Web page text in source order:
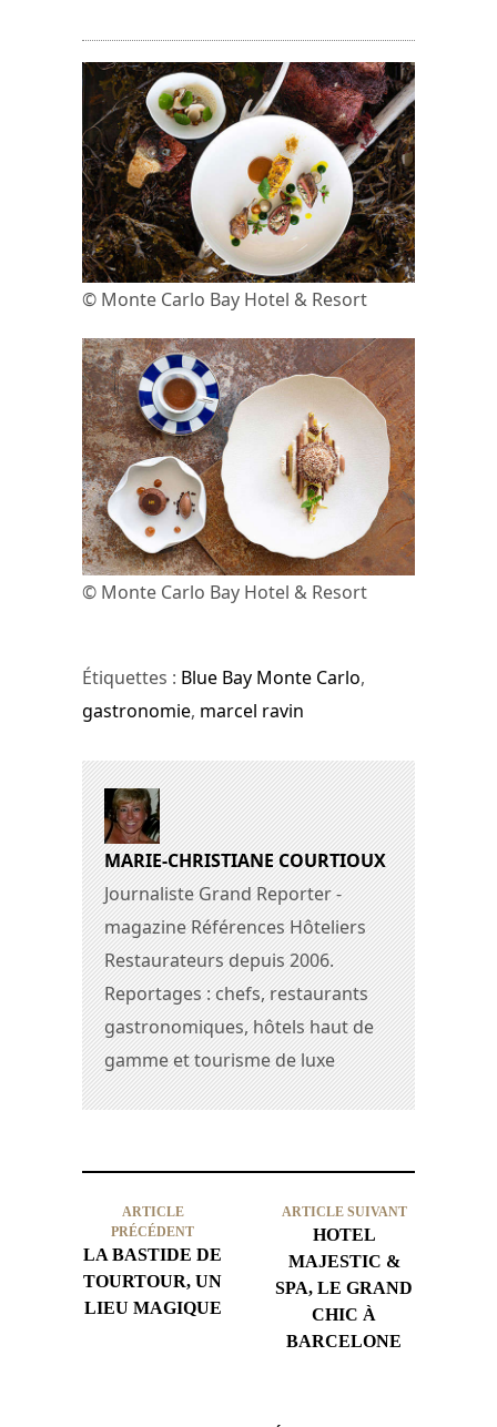
© Monte Carlo Bay Hotel & Resort
© Monte Carlo Bay Hotel & Resort
Étiquettes : Blue Bay Monte Carlo,
gastronomie, marcel ravin
MARIE-CHRISTIANE COURTIOUX
Journaliste Grand Reporter -
magazine Références Hôteliers
Restaurateurs depuis 2006.
Reportages : chefs, restaurants
gastronomiques, hôtels haut de
gamme et tourisme de luxe
ARTICLE
PRÉCÉDENT
LA BASTIDE DE
TOURTOUR, UN
LIEU MAGIQUE
ARTICLE SUIVANT
HOTEL
MAJESTIC &
SPA, LE GRAND
CHIC À
BARCELONE